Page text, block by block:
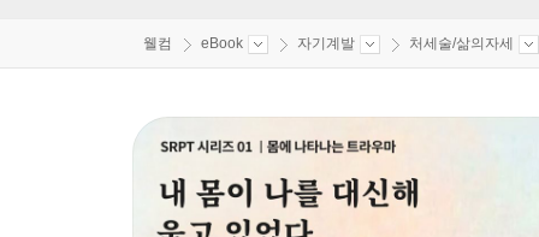
웰컴 eBook 자기계발 처세술/삶의자세